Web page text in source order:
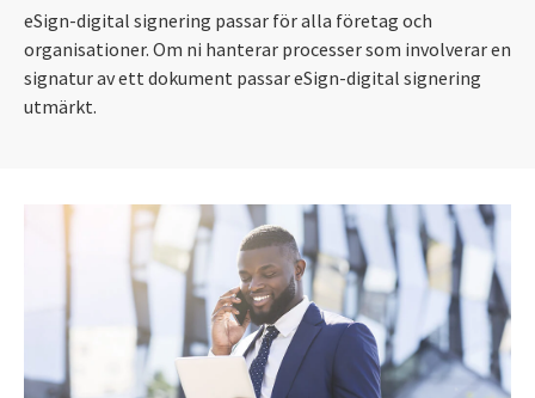
eSign-digital signering passar för alla företag och
organisationer. Om ni hanterar processer som involverar en
signatur av ett dokument passar eSign-digital signering
utmärkt.